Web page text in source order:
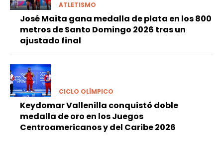
ATLETISMO
José Maita gana medalla de plata en los 800
metros de Santo Domingo 2026 tras un
ajustado final
CICLO OLÍMPICO
Keydomar Vallenilla conquistó doble
medalla de oro en los Juegos
Centroamericanos y del Caribe 2026